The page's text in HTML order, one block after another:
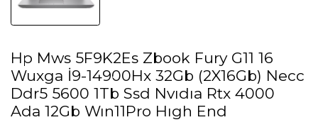
Hp Mws 5F9K2Es Zbook Fury G11 16
Wuxga İ9-14900Hx 32Gb (2X16Gb) Necc
Ddr5 5600 1Tb Ssd Nvıdıa Rtx 4000
Ada 12Gb Wın11Pro Hıgh End